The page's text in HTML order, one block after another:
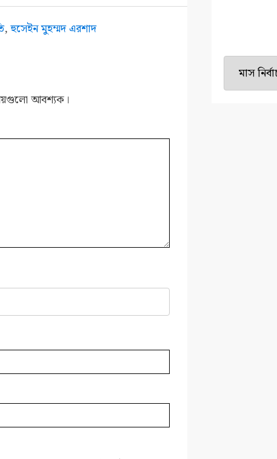
,হুসেইন মুহম্মদ এরশাদ
আবশ্যক।
টাইম
মেশিন